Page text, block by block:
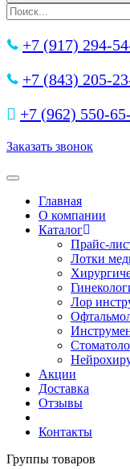
+7 (917) 294-
+7 (843) 205-
+7 (962)
Заказать звонок
Toggle navigation
Главная
О компании
Каталог
Прайс-
Лотки
Лор
Акции
Доставка
Отзывы
Контакты
Группы товаров